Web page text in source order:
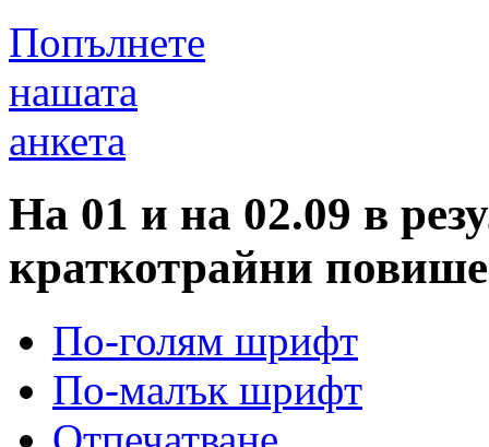
Попълнете
нашата
анкета
На 01 и на 02.09 в
краткотрайни
По-голям шрифт
По-малък шрифт